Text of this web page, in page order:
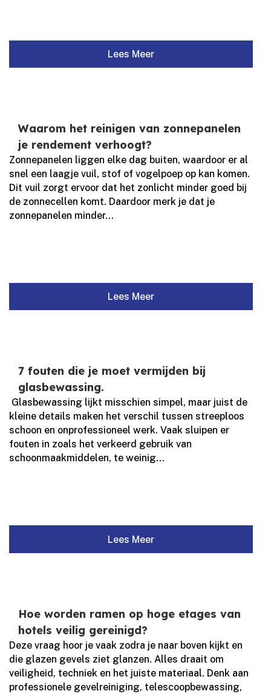
Lees Meer
Waarom het reinigen van zonnepanelen
je rendement verhoogt?
Zonnepanelen liggen elke dag buiten, waardoor er al
snel een laagje vuil, stof of vogelpoep op kan komen.​
Dit vuil zorgt ervoor dat het zonlicht minder goed bij
de zonnecellen komt.​ Daardoor merk je dat je
zonnepanelen minder...
Lees Meer
7 fouten die je moet vermijden bij
glasbewassing.
​ Glasbewassing lijkt misschien simpel, maar juist de
kleine details maken het verschil tussen streeploos
schoon en onprofessioneel werk.​ Vaak sluipen er
fouten in zoals het verkeerd gebruik van
schoonmaakmiddelen, te weinig...
Lees Meer
Hoe worden ramen op hoge etages van
hotels veilig gereinigd?
Deze vraag hoor je vaak zodra je naar boven kijkt en
die glazen gevels ziet glanzen.​ Alles draait om
veiligheid, techniek en het juiste materiaal.​ Denk aan
professionele gevelreiniging, telescoopbewassing,